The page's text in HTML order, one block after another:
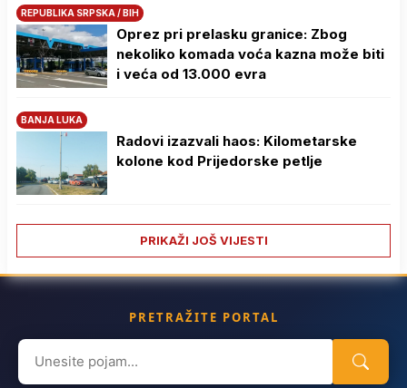
REPUBLIKA SRPSKA / BIH
Oprez pri prelasku granice: Zbog
nekoliko komada voća kazna može biti
i veća od 13.000 evra
BANJA LUKA
Radovi izazvali haos: Kilometarske
kolone kod Prijedorske petlje
PRIKAŽI JOŠ VIJESTI
PRETRAŽITE PORTAL
Search
for: